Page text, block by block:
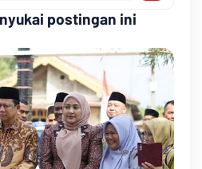
postingan ini